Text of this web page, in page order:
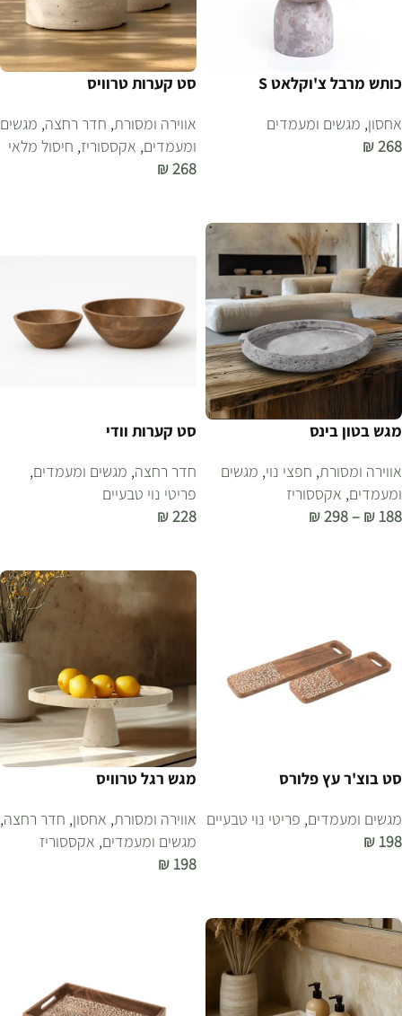
כותש מרבל צ'וקלאט S
אחסון, מגשים ומעמדים
₪268
סט קערות טרוויס
אווירה ומסורת, חדר רחצה, מגשים
ומעמדים, אקססוריז, חיסול מלאי
₪268
מגש בטון בינס
אווירה ומסורת, חפצי נוי, מגשים
ומעמדים, אקססוריז
₪ 188
–
₪298
סט קערות וודי
חדר רחצה, מגשים ומעמדים,
פריטי נוי טבעיים
₪228
סט בוצ'ר עץ פלורס
מגשים ומעמדים, פריטי נוי טבעיים
₪ 198
מגש רגל טרוויס
אווירה ומסורת, אחסון, חדר רחצה,
מגשים ומעמדים, אקססוריז
₪ 198